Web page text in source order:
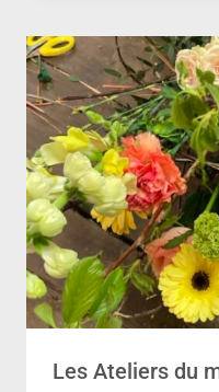
Les Ateliers du